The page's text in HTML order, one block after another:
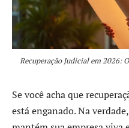
Recuperação Judicial em 2026:
Se você acha que
está enganado. Na